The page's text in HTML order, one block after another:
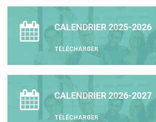
CALENDRIER 2025-2026
TÉLÉCHARGER
CALENDRIER 2026-2027
TÉLÉCHARGER